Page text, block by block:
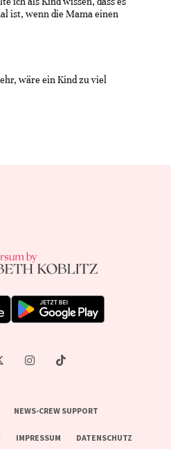
ist, wenn die Mama einen
wäre ein Kind zu viel
NEWS-CREW SUPPORT
IMPRESSUM DATENSCHUTZ